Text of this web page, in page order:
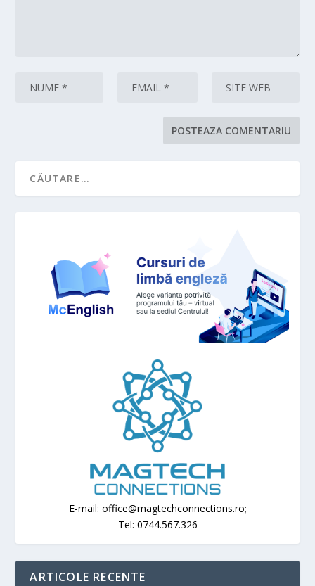
E-mail: office@magtechconnections.ro;
Tel: 0744.567.326
ARTICOLE RECENTE